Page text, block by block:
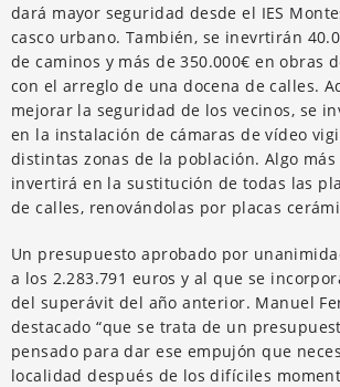
dará mayor seguridad desde el IES
casco urbano. También, se inevrtirán
de caminos y más de 350.000€ en obras
con el arreglo de una docena de calles.
mejorar la seguridad de los vecinos, se
en la instalación de cámaras de vídeo
distintas zonas de la población. Algo más
invertirá en la sustitución de todas las
de calles, renovándolas por placas
Un presupuesto aprobado por
a los 2.283.791 euros y al que se
del superávit del año anterior. Manuel
destacado “que se trata de un
pensado para dar ese empujón que
localidad después de los difíciles